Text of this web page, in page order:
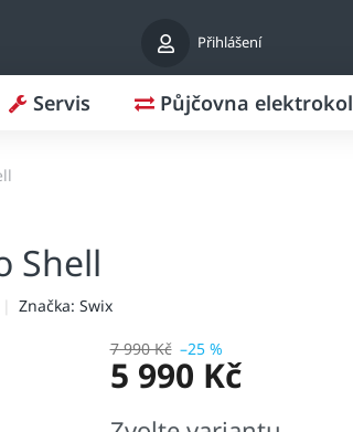
Přihlášení
Servis Půjčovna elektrokol
Shell
Značka: Swix
7 990 Kč –25 %
5 990 Kč